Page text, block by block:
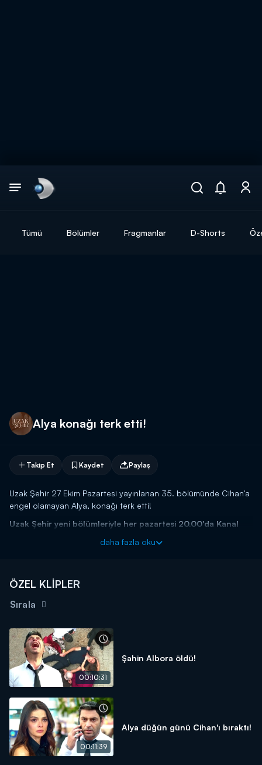
Tümü Bölümler Fragmanlar D-Shorts
Alya konağı terk etti!
Takip Et Kaydet Paylaş
Uzak Şehir 27 Ekim Pazartesi yayınlanan 35. bölümünde Cihan'a
engel olamayan Alya, konağı terk etti!
Uzak Şehir yeni bölümleriyle her pazartesi 20.00'da Kanal
daha fazla oku
ÖZEL KLİPLER
Sırala
00:10:31
Şahin Albora öldü!
00:11:39
Alya düğün günü Cihan'ı bıraktı!